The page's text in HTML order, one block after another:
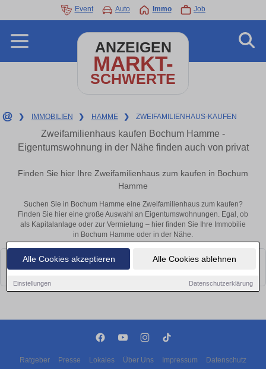
Alle Cookies akzeptieren Alle Cookies ablehnen
Einstellungen Datenschutzerklärung
Event Auto Immo Job
ANZEIGEN
MARKT-
SCHWERTE
❯ IMMOBILIEN ❯ HAMME ❯ ZWEIFAMILIENHAUS-KAUFEN
Zweifamilienhaus kaufen Bochum Hamme -
Eigentumswohnung in der Nähe finden auch von privat
Finden Sie hier Ihre Zweifamilienhaus zum kaufen in Bochum
Hamme
Suchen Sie in Bochum Hamme eine Zweifamilienhaus zum kaufen?
Finden Sie hier eine große Auswahl an Eigentumswohnungen. Egal, ob
als Kapitalanlage oder zur Vermietung – hier finden Sie Ihre Immobilie
in Bochum Hamme oder in der Nähe.
Leider konnten wir derzeit keine passenden Objekte finden. Schauen Sie
bald wieder vorbei!
Ratgeber Presse Lokales Über Uns Impressum Datenschutz